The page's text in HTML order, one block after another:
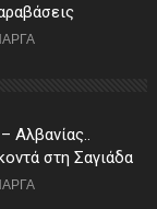
Αλβανίας..
στη Σαγιάδα